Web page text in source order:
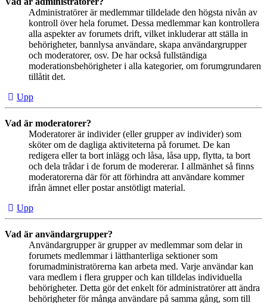
Administratörer är medlemmar tilldelade den högsta nivån av
kontroll över hela forumet. Dessa medlemmar kan kontrollera
alla aspekter av forumets drift, vilket inkluderar att ställa in
behörigheter, bannlysa användare, skapa användargrupper
och moderatorer, osv. De har också fullständiga
moderationsbehörigheter i alla kategorier, om forumgrundaren
tillåtit det.
Upp
Vad är moderatorer?
Moderatorer är individer (eller grupper av individer) som
sköter om de dagliga aktiviteterna på forumet. De kan
redigera eller ta bort inlägg och låsa, låsa upp, flytta, ta bort
och dela trådar i de forum de modererar. I allmänhet så finns
moderatorerna där för att förhindra att användare kommer
ifrån ämnet eller postar anstötligt material.
Upp
Vad är användargrupper?
Användargrupper är grupper av medlemmar som delar in
forumets medlemmar i lätthanterliga sektioner som
forumadministratörerna kan arbeta med. Varje användar kan
vara medlem i flera grupper och kan tilldelas individuella
behörigheter. Detta gör det enkelt för administratörer att ändra
behörigheter för många användare på samma gång, som till